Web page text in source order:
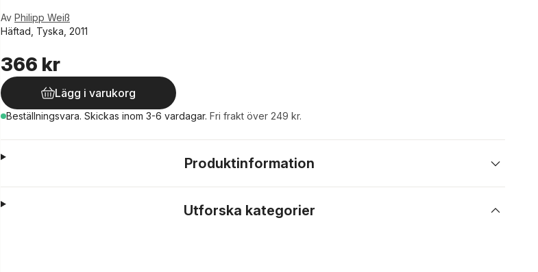
Av Philipp Weiß
Häftad, Tyska, 2011
366 kr
Lägg i varukorg
Beställningsvara. Skickas inom 3-6 vardagar. Fri frakt över 249 kr.
Produktinformation
Utforska kategorier